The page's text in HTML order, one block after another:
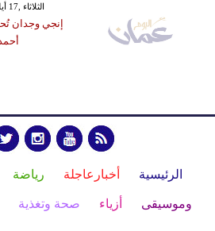
GMT 00:54 2019 الثلاثاء ,17 أيلول / سبتمبر
إنجي وجدان
الرئيسية أخبارعاجلة رياضة
وموسيقى أزياء صحة وتغذية